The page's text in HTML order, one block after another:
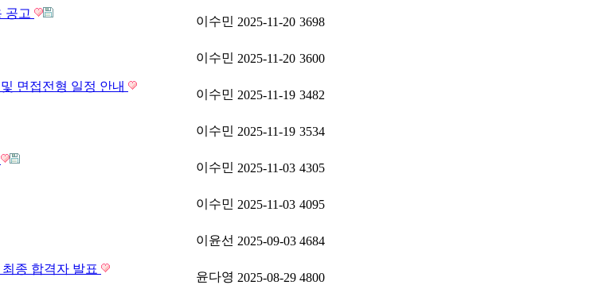
공고
이수민 2025-11-20 3698
이수민 2025-11-20 3600
면접전형 일정 안내
이수민 2025-11-19 3482
이수민 2025-11-19 3534
이수민 2025-11-03 4305
이수민 2025-11-03 4095
이윤선 2025-09-03 4684
종 합격자 발표
윤다영 2025-08-29 4800